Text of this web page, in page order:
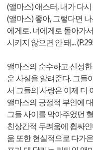
(앨마스) 애스터, 내가 다
(앨마스) 좋아, 그렇다면
에게로. 너에게로 돌아가
시키지 않으면 안 돼...
앨마스의 순수하고 신성
운 사실을 알려준다. 그들
서 그들의 사랑은 이제 더
앨마스의 긍정적 부인에
그들 사이를 막아주었던
친상간적 두려움에 휩싸
움 또한 현실적으로 다가